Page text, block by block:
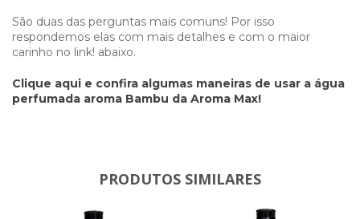
São duas das perguntas mais comuns! Por isso
respondemos elas com mais detalhes e com o maior
carinho no link! abaixo.
Clique aqui e confira algumas maneiras de usar a água
perfumada aroma Bambu da Aroma Max!
PRODUTOS SIMILARES